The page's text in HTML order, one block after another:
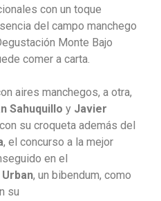
con un toque
del campo manchego
Monte Bajo
comer a carta.
aires manchegos, a otra,
Sahuquillo y Javier
su croqueta además del
, el concurso a la mejor
en el
, un bibendum, como
su